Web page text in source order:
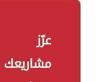
عزّز
مشاريعك